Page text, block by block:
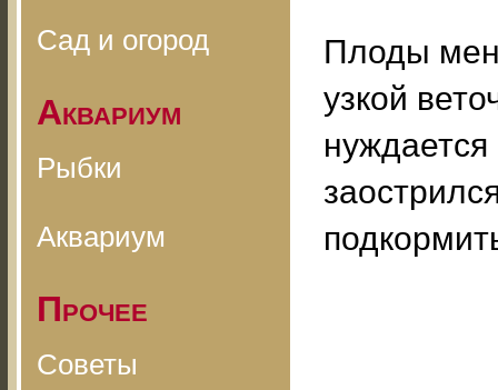
Сад и огород
Аквариум
Рыбки
Аквариум
Прочее
Советы
Плоды
узкой